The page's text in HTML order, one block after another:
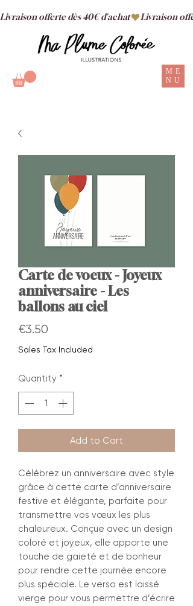
ME
NU
Livraison offerte dès 40€ d'achat
Carte de voeux - Joyeux
anniversaire - Les
ballons au ciel
€3.50
Sales Tax Included
Quantity *
Add to Cart
Célébrez un anniversaire avec style
grâce à cette carte d’anniversaire
festive et élégante, parfaite pour
transmettre vos vœux les plus
chaleureux. Conçue avec un design
coloré et joyeux, elle apporte une
touche de gaieté et de bonheur
pour rendre cette journée encore
plus spéciale. Le verso est laissé
vierge pour vous permettre d’écrire